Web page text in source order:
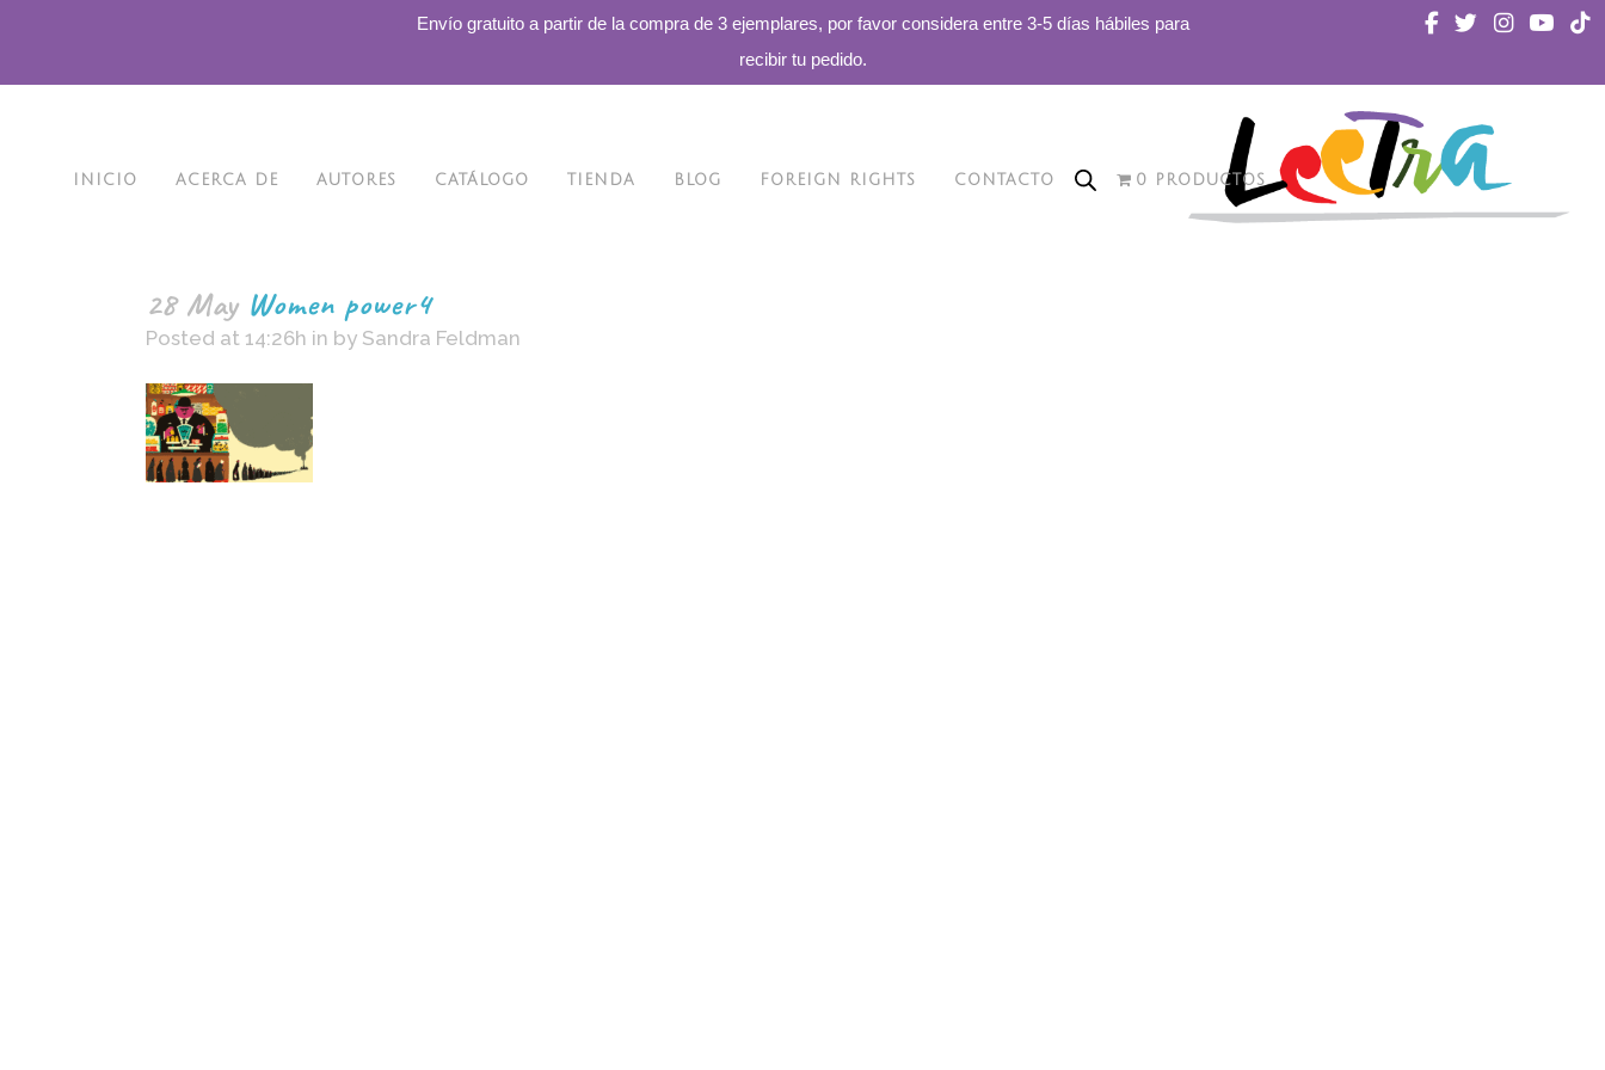
Envío gratuito a partir de la compra de 3 ejemplares, por favor considera entre 3-5 días hábiles para
recibir tu pedido.
INICIO ACERCA DE AUTORES CATÁLOGO TIENDA BLOG FOREIGN RIGHTS CONTACTO 0 PRODUCTOS
28 MayWomen power4
Posted at 14:26h in by Sandra Feldman